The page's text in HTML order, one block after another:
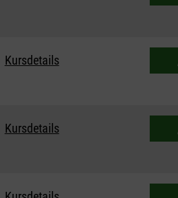
Kursdetails
Kursdetails